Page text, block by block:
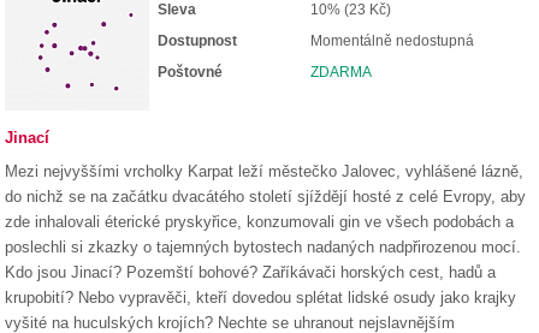
Sleva
10% (23 Kč)
Dostupnost
Momentálně nedostupná
Poštovné
ZDARMA
Jinací
Mezi nejvyššími vrcholky Karpat leží městečko Jalovec, vyhlášené lázně,
do nichž se na začátku dvacátého století sjíždějí hosté z celé Evropy, aby
zde inhalovali éterické pryskyřice, konzumovali gin ve všech podobách a
poslechli si zkazky o tajemných bytostech nadaných nadpřirozenou mocí.
Kdo jsou Jinací? Pozemští bohové? Zaříkávači horských cest, hadů a
krupobití? Nebo vypravěči, kteří dovedou splétat lidské osudy jako krajky
vyšité na huculských krojích? Nechte se uhranout nejslavnějším